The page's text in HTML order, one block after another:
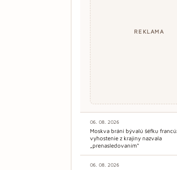
REKLAMA
06. 08. 2026
Moskva bráni bývalú šéfku
vyhostenie z krajiny nazvala
„prenasledovaním“
06. 08. 2026